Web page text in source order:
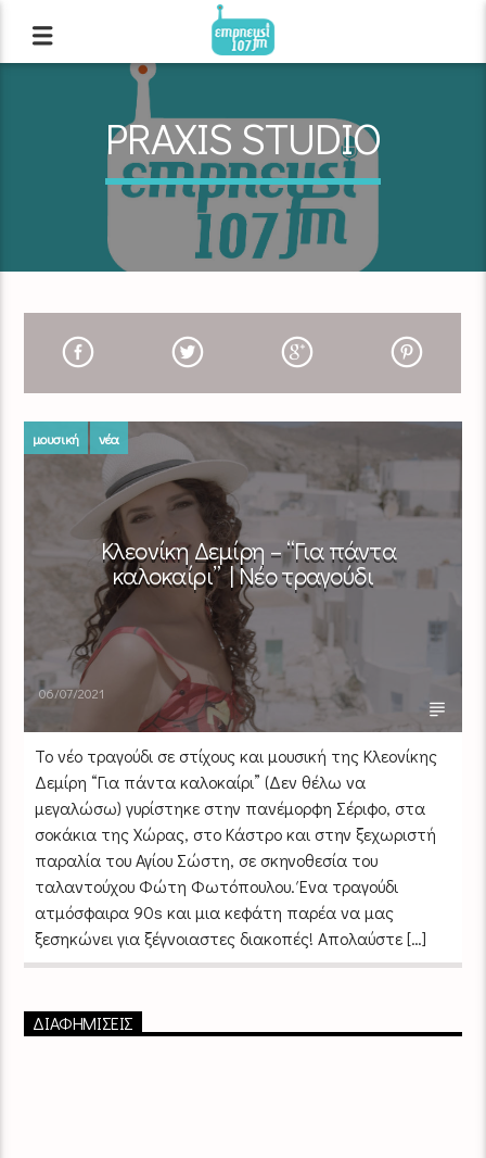
PRAXIS STUDIO
μουσική νέα
Κλεονίκη Δεμίρη – “Για πάντα
καλοκαίρι” | Νέο τραγούδι
06/07/2021
Το νέο τραγούδι σε στίχους και μουσική της Κλεονίκης
Δεμίρη “Για πάντα καλοκαίρι” (Δεν θέλω να
μεγαλώσω) γυρίστηκε στην πανέμορφη Σέριφο, στα
σοκάκια της Χώρας, στο Κάστρο και στην ξεχωριστή
παραλία του Αγίου Σώστη, σε σκηνοθεσία του
ταλαντούχου Φώτη Φωτόπουλου. Ένα τραγούδι
ατμόσφαιρα 90s και μια κεφάτη παρέα να μας
ξεσηκώνει για ξέγνοιαστες διακοπές! Απολαύστε […]
ΔΙΑΦΗΜΙΣΕΙΣ